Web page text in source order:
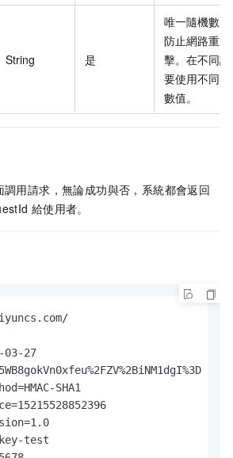
String 是
唯一隨機數
防止網路重
擊。在不同
要使用不同
數值。
用請求，無論成功與否，系統都會返回
給使用者。
03-27
SHA1
test